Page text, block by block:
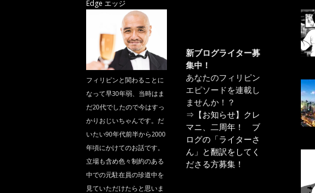
Edge エッジ
フィリピンと関わることに
なって早30年弱、当時はま
だ20代でしたので今はすっ
かりおじいちゃんです。だ
いたい90年代前半から2000
年頃にかけてのお話です。
立場も含め色々制約のある
中での元駐在員の珍道中を
見ていただけたらと思いま
新ブログライター募
集中！
あなたのフィリピン
エピソードを連載し
ませんか！？
⇒ 【お知らせ】クレ
マニ、二周年！ ブ
ログの「ライターさ
ん」と翻訳をしてく
ださる方募集！